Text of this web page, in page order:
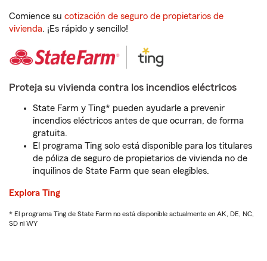
Comience su cotización de seguro de propietarios de
vivienda. ¡Es rápido y sencillo!
Proteja su vivienda contra los incendios eléctricos
State Farm y Ting* pueden ayudarle a prevenir
incendios eléctricos antes de que ocurran, de forma
gratuita.
El programa Ting solo está disponible para los titulares
de póliza de seguro de propietarios de vivienda no de
inquilinos de State Farm que sean elegibles.
Explora Ting
* El programa Ting de State Farm no está disponible actualmente en AK, DE, NC,
SD ni WY